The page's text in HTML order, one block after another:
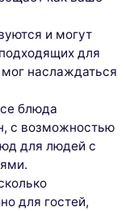
и могут
для
наслаждаться
блюда
с возможностью
для людей с
для гостей,